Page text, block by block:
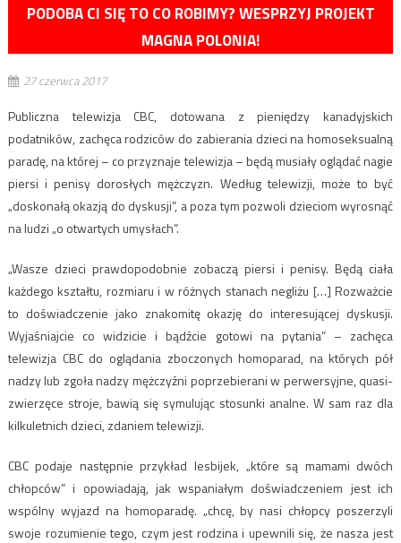
PODOBA CI SIĘ TO CO ROBIMY? WESPRZYJ PROJEKT
MAGNA POLONIA!
27 czerwca 2017
Publiczna telewizja CBC, dotowana z pieniędzy kanadyjskich
podatników, zachęca rodziców do zabierania dzieci na homoseksualną
paradę, na której – co przyznaje telewizja – będą musiały oglądać nagie
piersi i penisy dorosłych mężczyzn. Według telewizji, może to być
„doskonałą okazją do dyskusji”, a poza tym pozwoli dzieciom wyrosnąć
na ludzi „o otwartych umysłach”.
„Wasze dzieci prawdopodobnie zobaczą piersi i penisy. Będą ciała
każdego kształtu, rozmiaru i w różnych stanach negliżu […] Rozważcie
to doświadczenie jako znakomitę okazję do interesującej dyskusji.
Wyjaśniajcie co widzicie i bądźcie gotowi na pytania” – zachęca
telewizja CBC do oglądania zboczonych homoparad, na których pół
nadzy lub zgoła nadzy mężczyźni poprzebierani w perwersyjne, quasi-
zwierzęce stroje, bawią się symulując stosunki analne. W sam raz dla
kilkuletnich dzieci, zdaniem telewizji.
CBC podaje następnie przykład lesbijek, „które są mamami dwóch
chłopców” i opowiadają, jak wspaniałym doświadczeniem jest ich
wspólny wyjazd na homoparadę. „chcę, by nasi chłopcy poszerzyli
swoje rozumienie tego, czym jest rodzina i upewnili się, że nasza jest